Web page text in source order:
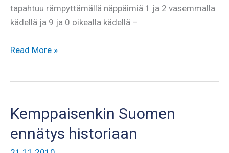
tapahtuu rämpyttämällä näppäimiä 1 ja 2 vasemmalla
kädellä ja 9 ja 0 oikealla kädellä –
Penkkipunnerruspeli
Read More »
Kemppaisenkin Suomen
ennätys historiaan